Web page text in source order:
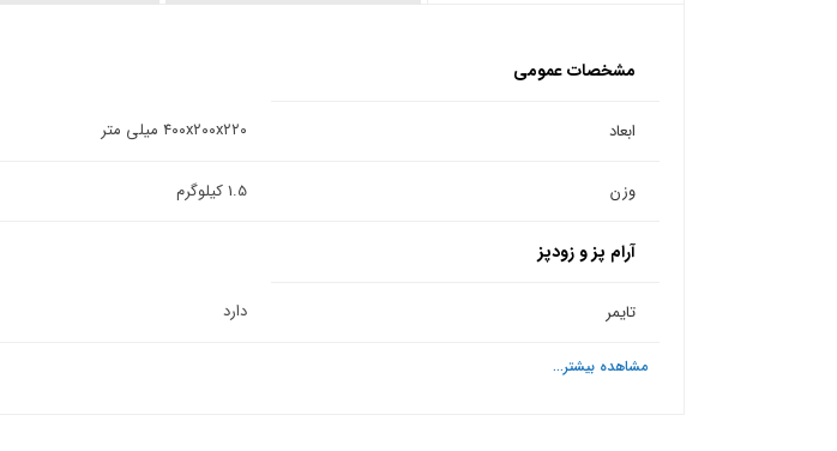
مشخصات عمومی
ابعاد ۴۰۰x۲۰۰x۲۲۰ میلی متر
وزن 1.5 کیلوگرم
آرام پز و زودپز
تایمر دارد
مشاهده بیشتر...